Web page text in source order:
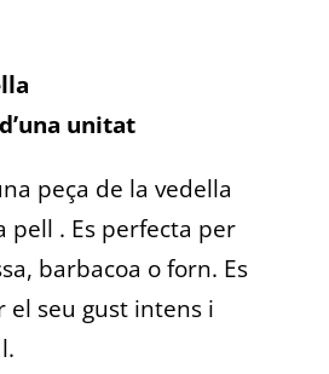
unitat
peça de la vedella
pell . Es perfecta per
barbacoa o forn. Es
el seu gust intens i